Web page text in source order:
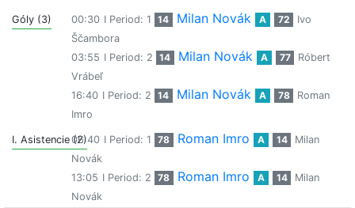
Góly (3) 00:30 I Period: 1 14 Milan Novák A 72
Ivo
Ščambora
03:55 I Period: 2 14 Milan Novák A 77
Róbert
Vrábeľ
16:40 I Period: 2 14 Milan Novák A 78
Roman
Imro
I. Asistencie (2)06:40 I Period: 1 78 Roman Imro A 14
Milan
Novák
13:05 I Period: 2 78 Roman Imro A 14
Milan
Novák